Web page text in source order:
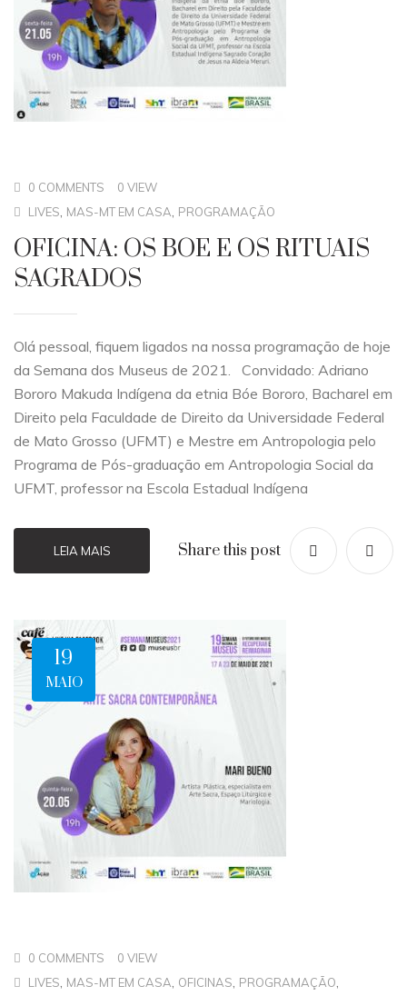
0 COMMENTS
0 VIEW
LIVES, MAS-MT EM CASA, PROGRAMAÇÃO
OFICINA: OS BOE E OS RITUAIS
SAGRADOS
Olá pessoal, fiquem ligados na nossa programação de hoje
da Semana dos Museus de 2021. Convidado: Adriano
Bororo Makuda Indígena da etnia Bóe Bororo, Bacharel em
Direito pela Faculdade de Direito da Universidade Federal
de Mato Grosso (UFMT) e Mestre em Antropologia pelo
Programa de Pós-graduação em Antropologia Social da
UFMT, professor na Escola Estadual Indígena
LEIA MAIS Share this post
19
MAIO
0 COMMENTS
0 VIEW
LIVES, MAS-MT EM CASA, OFICINAS, PROGRAMAÇÃO,